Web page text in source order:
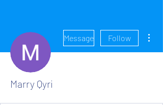
Message Follow
Marry Qyri